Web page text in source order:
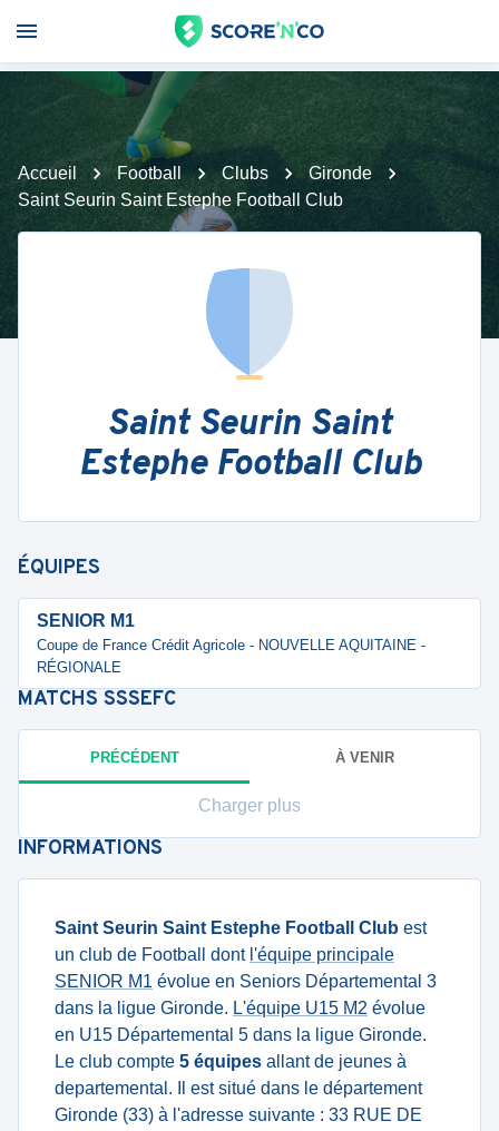
Accueil Football Clubs
Gironde
Saint Seurin Saint Estephe Football Club
Saint Seurin Saint
Estephe Football Club
ÉQUIPES
SENIOR M1
Coupe de France Crédit Agricole - NOUVELLE AQUITAINE -
RÉGIONALE
MATCHS SSSEFC
PRÉCÉDENT À VENIR
Charger plus
INFORMATIONS
Saint Seurin Saint Estephe Football Club est
un club de Football dont l'équipe principale
SENIOR M1 évolue en Seniors Départemental 3
dans la ligue Gironde. L'équipe U15 M2 évolue
en U15 Départemental 5 dans la ligue Gironde.
Le club compte 5 équipes allant de jeunes à
departemental. Il est situé dans le département
Gironde (33) à l'adresse suivante : 33 RUE DE